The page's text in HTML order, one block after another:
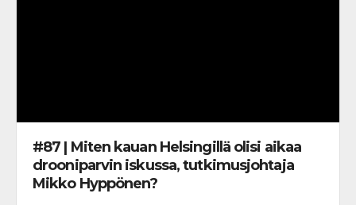
#87 | Miten kauan Helsingillä olisi aikaa
drooniparvin iskussa, tutkimusjohtaja
Mikko Hyppönen?